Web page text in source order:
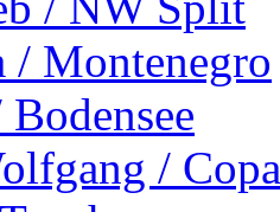
/ Montenegro
Bodensee
/